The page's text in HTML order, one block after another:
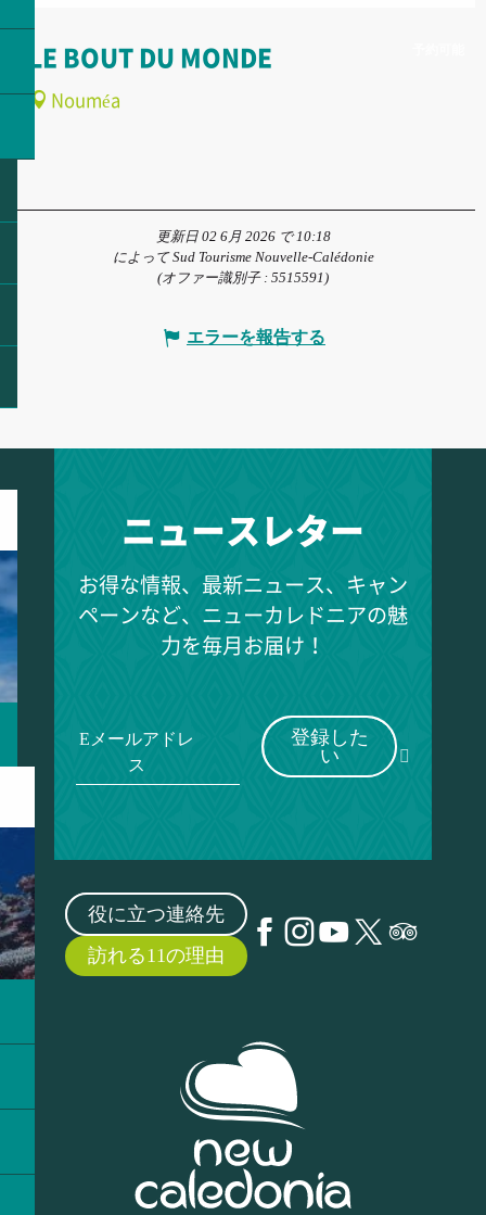
LE BOUT DU MONDE
Nouméa
更新日 02 6月 2026 で 10:18
によって Sud Tourisme Nouvelle-Calédonie
(オファー識別子 : 5515591 )
エラーを報告する
ニュースレター
お得な情報、最新ニュース、キャン
ペーンなど、ニューカレドニアの魅
力を毎月お届け！
Eメールアドレ
ス
登録した
い
役に立つ連絡先
訪れる11の理由